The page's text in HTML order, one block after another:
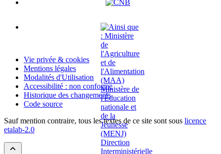
Vie privée & cookies
Mentions légales
Modalités d'Utilisation
Accessibilité : non conforme
Historique des changements
Code source
Sauf mention contraire, tous les textes de ce site sont sous licence
etalab-2.0